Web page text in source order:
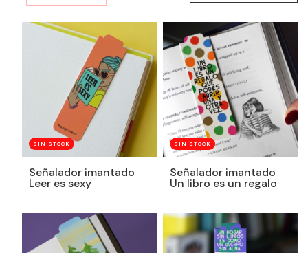
SIN STOCK
Señalador imantado
Leer es sexy
SIN STOCK
Señalador imantado
Un libro es un regalo